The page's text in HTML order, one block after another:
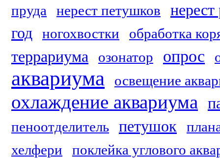
пруда нерест петушков
год
ногохвостки обработка
террариума озонатор опрос
аквариума освещение
охлаждение аквариума
пеноотделитель петушок
хелфери
поклейка углового